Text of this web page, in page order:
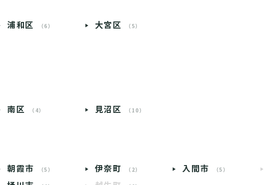
浦和区 （6） 大宮区 （5）
南区 （4） 見沼区 （10）
朝霞市 （5） 伊奈町 （2） 入間市 （5）